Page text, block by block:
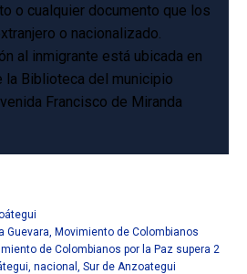
o cualquier documento que los
o nacionalizado.
al inmigrante está ubicada en
la Biblioteca del municipio
Francisco de Miranda
Guevara Movimiento de Colombianos
de Colombianos por la Paz supera 2
nacional Sur de Anzoategui